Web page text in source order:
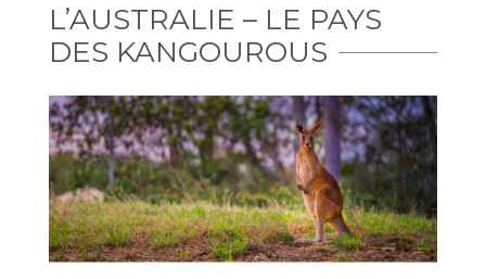
L’AUSTRALIE – LE PAYS
DES KANGOUROUS